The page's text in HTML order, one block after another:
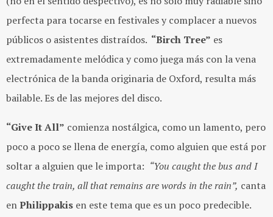
perfecta para tocarse en festivales y complacer a nuevos
públicos o asistentes distraídos. “Birch Tree” es
extremadamente melódica y como juega más con la vena
electrónica de la banda originaria de Oxford, resulta más
bailable. Es de las mejores del disco.
“Give It All” comienza nostálgica, como un lamento, pero
poco a poco se llena de energía, como alguien que está por
soltar a alguien que le importa: “You caught the bus and I
caught the train, all that remains are words in the rain”, canta
enPhilippakis en este tema que es un poco predecible.